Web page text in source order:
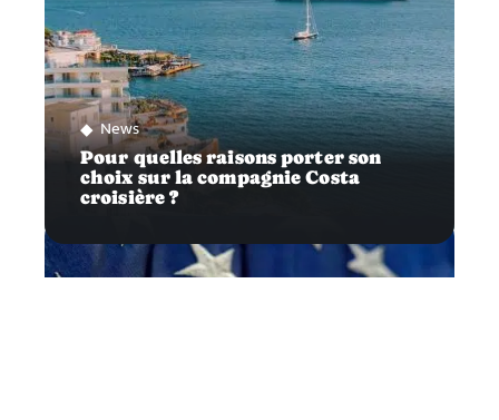
News
Pour quelles raisons porter son
choix sur la compagnie Costa
croisière ?